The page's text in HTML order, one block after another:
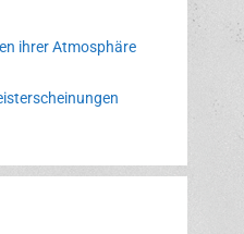
ihrer Atmosphäre
Verbotene